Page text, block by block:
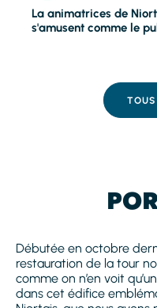
La animatrices de
s'amusent comme le
Débutée en octobre
restauration de la tour
comme on n’en voit
dans cet édifice